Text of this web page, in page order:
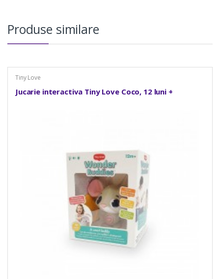
Produse similare
Tiny Love
Jucarie interactiva Tiny Love Coco, 12 luni +